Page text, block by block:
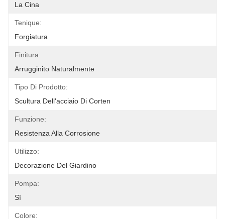
La Cina
Tenique:
Forgiatura
Finitura:
Arrugginito Naturalmente
Tipo Di Prodotto:
Scultura Dell'acciaio Di Corten
Funzione:
Resistenza Alla Corrosione
Utilizzo:
Decorazione Del Giardino
Pompa:
Sì
Colore: